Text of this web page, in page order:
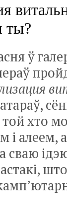
ты?
ў
той хто
і алеем,
сваю